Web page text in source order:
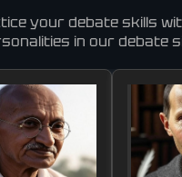
your debate skills
in our debate